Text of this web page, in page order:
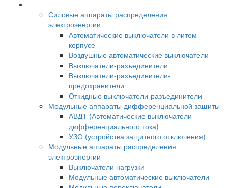
Силовые аппараты распределения
электроэнергии
Автоматические выключатели в литом
корпусе
Воздушные автоматические выключатели
Выключатели-разъединители
Выключатели-разъединители-
предохранители
Откидные выключатели-разъединители
Модульные аппараты дифференциальной защиты
АВДТ (Автоматические выключатели
дифференциального тока)
УЗО (устройства защитного отключения)
Модульные аппараты распределения
электроэнергии
Выключатели нагрузки
Модульные автоматические выключатели